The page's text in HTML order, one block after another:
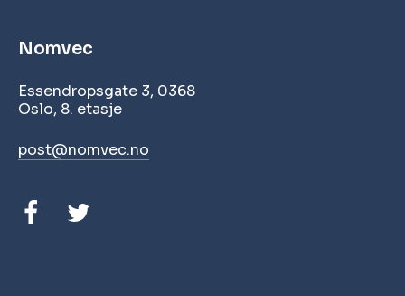
Nomvec
Essendropsgate 3, 0368
Oslo, 8. etasje
post@nomvec.no